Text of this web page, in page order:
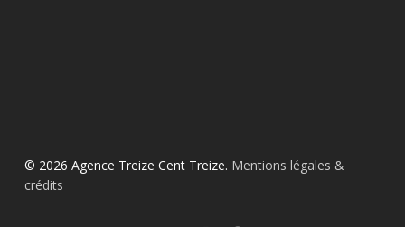
© 2026 Agence Treize Cent Treize. Mentions légales &
crédits